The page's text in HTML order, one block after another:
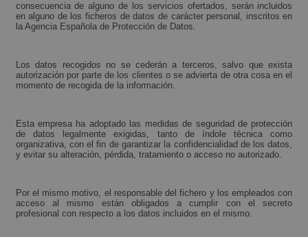
consecuencia de alguno de los servicios ofertados, serán incluidos
en alguno de los ficheros de datos de carácter personal, inscritos en
la Agencia Española de Protección de Datos.
Los datos recogidos no se cederán a terceros, salvo que exista
autorización por parte de los clientes o se advierta de otra cosa en el
momento de recogida de la información.
Esta empresa ha adoptado las medidas de seguridad de protección
de datos legalmente exigidas, tanto de índole técnica como
organizativa, con el fin de garantizar la confidencialidad de los datos,
y evitar su alteración, pérdida, tratamiento o acceso no autorizado.
Por el mismo motivo, el responsable del fichero y los empleados con
acceso al mismo están obligados a cumplir con el secreto
profesional con respecto a los datos incluidos en el mismo.